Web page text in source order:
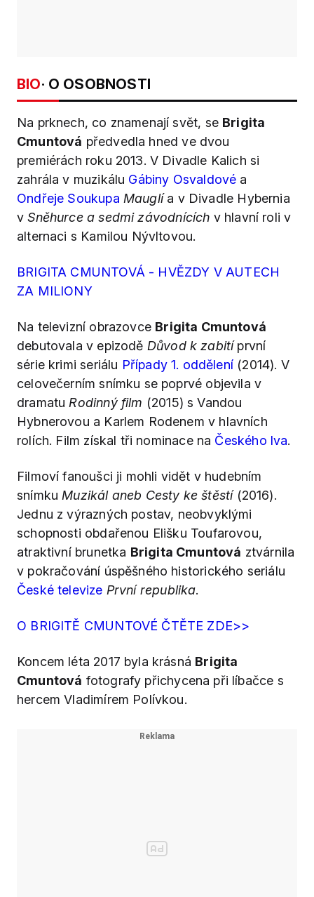
BIO· O OSOBNOSTI
Na prknech, co znamenají svět, se Brigita
Cmuntová předvedla hned ve dvou
premiérách roku 2013. V Divadle Kalich si
zahrála v muzikálu Gábiny Osvaldové a
Ondřeje Soukupa Mauglía v Divadle Hybernia
vSněhurce a sedmi závodnících v hlavní roli v
alternaci s Kamilou Nývltovou.
BRIGITA CMUNTOVÁ - HVĚZDY V AUTECH
ZA MILIONY
Na televizní obrazovce Brigita Cmuntová
debutovala v epizodě Důvod k zabitíprvní
série krimi seriálu Případy 1. oddělení (2014). V
celovečerním snímku se poprvé objevila v
dramatu Rodinný film (2015) s Vandou
Hybnerovou a Karlem Rodenem v hlavních
rolích. Film získal tři nominace na Českého lva.
Filmoví fanoušci ji mohli vidět v hudebním
snímku Muzikál aneb Cesty ke štěstí (2016).
Jednu z výrazných postav, neobvyklými
schopnosti obdařenou Elišku Toufarovou,
atraktivní brunetka Brigita Cmuntová ztvárnila
v pokračování úspěšného historického seriálu
České televize První republika.
O BRIGITĚ CMUNTOVÉ ČTĚTE ZDE>>
Koncem léta 2017 byla krásná Brigita
Cmuntová fotografy přichycena při líbačce s
hercem Vladimírem Polívkou.